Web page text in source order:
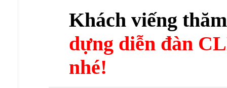
Khách viếng
dựng diễn đàn
nhé!